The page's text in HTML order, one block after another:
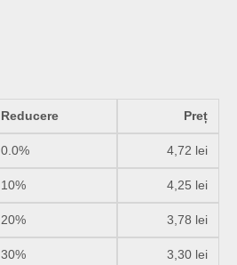
Reducere Preț
0.0% 4,72 lei
10% 4,25 lei
20% 3,78 lei
30% 3,30 lei